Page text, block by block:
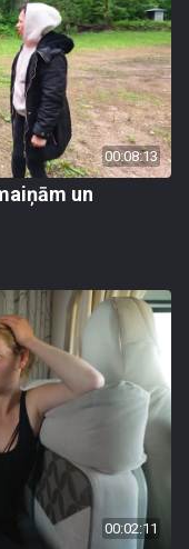
00:08:13
un
00:02:11